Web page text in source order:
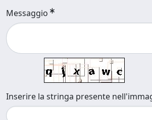
Messaggio
Inserire la stringa presente